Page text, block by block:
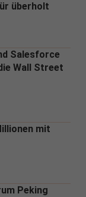
überholt
Salesforce
Wall Street
mit
Peking